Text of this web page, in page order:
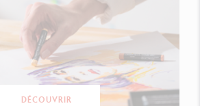
DÉCOUVRIR